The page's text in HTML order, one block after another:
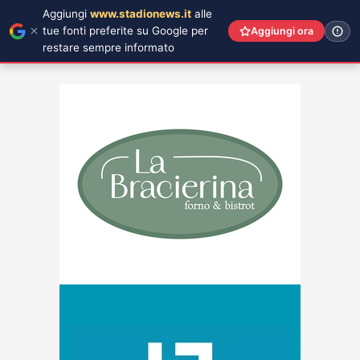
Aggiungi www.stadionews.it alle
tue fonti preferite su Google per
restare sempre informato
Aggiungi ora